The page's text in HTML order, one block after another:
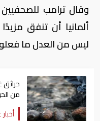
وقال ترامب
ألمانيا أن تنفق
ليس من العدل ما
من